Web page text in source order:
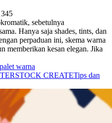
sebetulnya
Hanya saja shades, tints, dan
perpaduan ini, skema warna
memberikan kesan elegan. Jika
palet warna
CREATETips dan